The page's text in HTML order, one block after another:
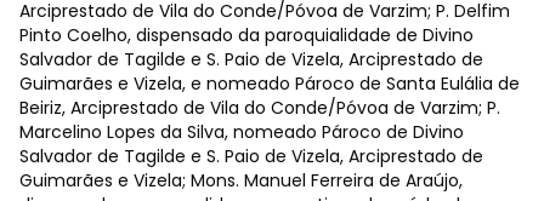
Arciprestado de Vila do Conde/Póvoa de Varzim; P. Delfim
Pinto Coelho, dispensado da paroquialidade de Divino
Salvador de Tagilde e S. Paio de Vizela, Arciprestado de
Guimarães e Vizela, e nomeado Pároco de Santa Eulália de
Beiriz, Arciprestado de Vila do Conde/Póvoa de Varzim; P.
Marcelino Lopes da Silva, nomeado Pároco de Divino
Salvador de Tagilde e S. Paio de Vizela, Arciprestado de
Guimarães e Vizela; Mons. Manuel Ferreira de Araújo,